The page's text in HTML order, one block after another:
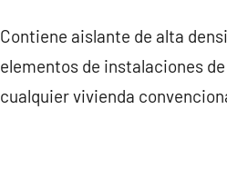
Contiene aislante de alta
elementos de instalaciones
cualquier vivienda